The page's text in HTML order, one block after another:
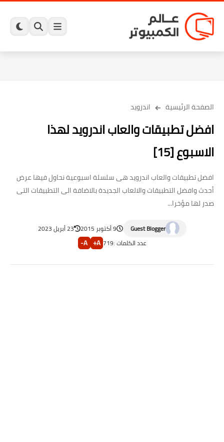
الصفحة الرئيسية اندرويد
افضل تطبيقات والعاب اندرويد لهذا
الاسبوع [15]
افضل تطبيقات والعاب اندرويد هى سلسلة اسبوعية نحاول فيها عرض
أحدث وافضل التطبيقات والالعاب الجديدة بالاضافة الى التطبيقات التى
صدر لها مؤخرا...
Guest Blogger 9 أكتوبر 2015
23 أبريل 2023
عدد الكلمات :719
A+
A-